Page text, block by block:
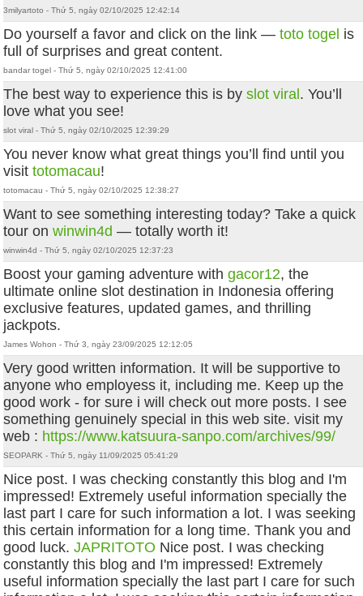
3milyartoto - Thứ 5, ngày 02/10/2025 12:42:14
Do yourself a favor and click on the link —toto togel is
full of surprises and great content.
bandar togel - Thứ 5, ngày 02/10/2025 12:41:00
The best way to experience this is byslot viral. You’ll
love what you see!
slot viral - Thứ 5, ngày 02/10/2025 12:39:29
You never know what great things you’ll find until you
visittotomacau!
totomacau - Thứ 5, ngày 02/10/2025 12:38:27
Want to see something interesting today? Take a quick
tour onwinwin4d — totally worth it!
winwin4d - Thứ 5, ngày 02/10/2025 12:37:23
Boost your gaming adventure withgacor12, the
ultimate online slot destination in Indonesia offering
exclusive features, updated games, and thrilling
jackpots.
James Wohon - Thứ 3, ngày 23/09/2025 12:12:05
Very good written information. It will be supportive to
anyone who employess it, including me. Keep up the
good work - for sure i will check out more posts. I see
something genuinely special in this web site. visit my
web : https://www.katsuura-sanpo.com/archives/99/
SEOPARK - Thứ 5, ngày 11/09/2025 05:41:29
Nice post. I was checking constantly this blog and I'm
impressed! Extremely useful information specially the
last part I care for such information a lot. I was seeking
this certain information for a long time. Thank you and
good luck.JAPRITOTO Nice post. I was checking
constantly this blog and I'm impressed! Extremely
useful information specially the last part I care for such